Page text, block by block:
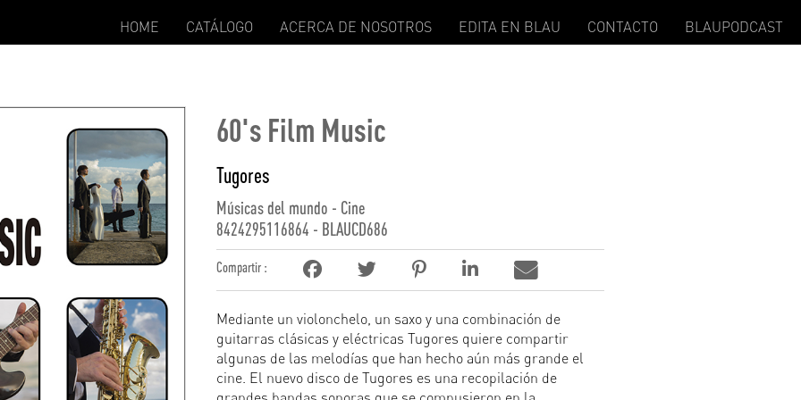
HOME CATÁLOGO ACERCA DE NOSOTROS EDITA EN BLAU CONTACTO BLAUPODCAST
60's Film Music
Tugores
Músicas del mundo - Cine
8424295116864 - BLAUCD686
Compartir :
Mediante un violonchelo, un saxo y una combinación de
guitarras clásicas y eléctricas Tugores quiere compartir
algunas de las melodías que han hecho aún más grande el
cine. El nuevo disco de Tugores es una recopilación de